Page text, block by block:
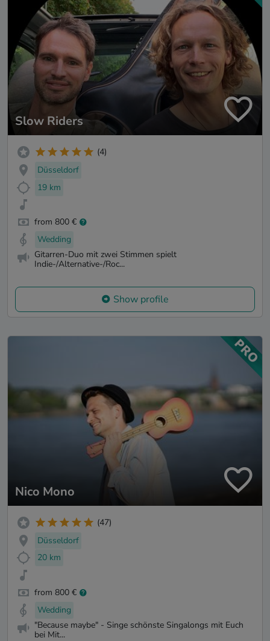
Slow Riders
(4)
Düsseldorf
19 km
from 800 €
Wedding
Gitarren-Duo mit zwei Stimmen spielt
Indie-/Alternative-/Roc...
Show profile
Nico Mono
(47)
Düsseldorf
20 km
from 800 €
Wedding
"Because maybe" - Singe schönste Singalongs mit Euch
bei Mit...